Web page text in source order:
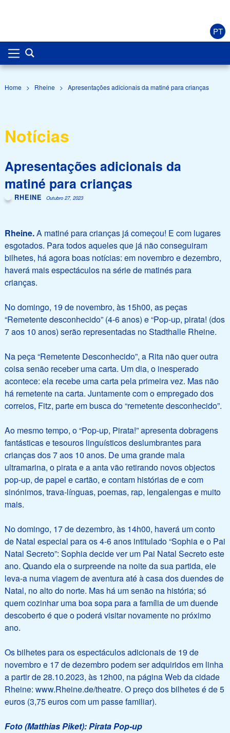
PT
Home > Rheine > Apresentações adicionais da matiné para crianças
Notícias
Apresentações adicionais da
matiné para crianças
RHEINE Outubro 27, 2023
Rheine.A matiné para crianças já começou! E com lugares
esgotados. Para todos aqueles que já não conseguiram
bilhetes, há agora boas notícias: em novembro e dezembro,
haverá mais espectáculos na série de matinés para
crianças.
No domingo, 19 de novembro, às 15h00, as peças
“Remetente desconhecido” (4-6 anos) e “Pop-up, pirata! (dos
7 aos 10 anos) serão representadas no Stadthalle Rheine.
Na peça “Remetente Desconhecido”, a Rita não quer outra
coisa senão receber uma carta. Um dia, o inesperado
acontece: ela recebe uma carta pela primeira vez. Mas não
há remetente na carta. Juntamente com o empregado dos
correios, Fitz, parte em busca do “remetente desconhecido”.
Ao mesmo tempo, o “Pop-up, Pirata!” apresenta dobragens
fantásticas e tesouros linguísticos deslumbrantes para
crianças dos 7 aos 10 anos. De uma grande mala
ultramarina, o pirata e a anta vão retirando novos objectos
pop-up, de papel e cartão, e contam histórias de e com
sinónimos, trava-línguas, poemas, rap, lengalengas e muito
mais.
No domingo, 17 de dezembro, às 14h00, haverá um conto
de Natal especial para os 4-6 anos intitulado “Sophia e o Pai
Natal Secreto”: Sophia decide ver um Pai Natal Secreto este
ano. Quando ela o surpreende na noite da sua partida, ele
leva-a numa viagem de aventura até à casa dos duendes de
Natal, no alto do norte. Mas há um senão na história; só
quem cozinhar uma boa sopa para a família de um duende
descoberto é que o poderá visitar novamente no próximo
ano.
Os bilhetes para os espectáculos adicionais de 19 de
novembro e 17 de dezembro podem ser adquiridos em linha
a partir de 28.10.2023, às 12h00, na página Web da cidade
Rheine: www.Rheine.de/theatre. O preço dos bilhetes é de 5
euros (3,75 euros com um passe familiar).
Foto (Matthias Piket): Pirata Pop-up